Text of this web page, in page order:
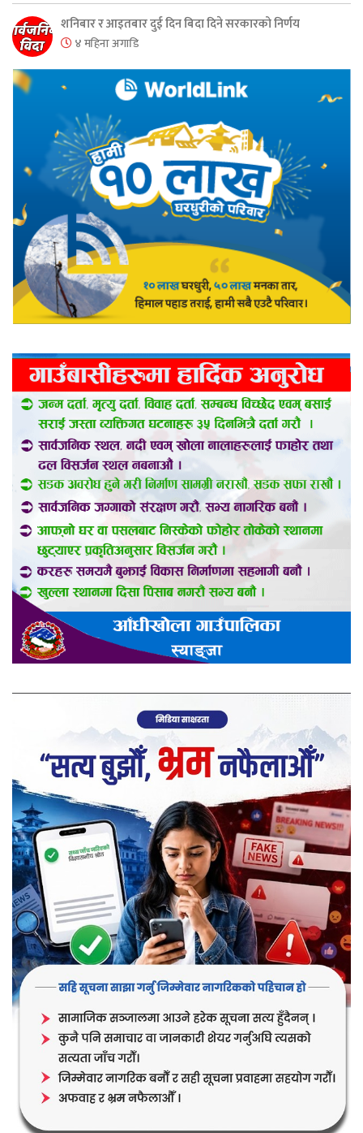
शनिबार र आइतबार दुई दिन बिदा दिने सरकारको निर्णय
४ महिना अगाडि